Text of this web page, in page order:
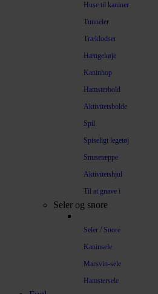
Huse til kaniner
Tunneler
Træklodser
Hængekøje
Kaninhop
Hamsterbold
Aktivitetsbolde
Spil
Spiseligt legetøj
Snusetæppe
Aktivitetshjul
Til at gnave i
Seler og snore
Seler / Snore
Kaninsele
Marsvin-sele
Hamstersele